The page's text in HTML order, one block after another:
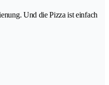
Und die Pizza ist einfach